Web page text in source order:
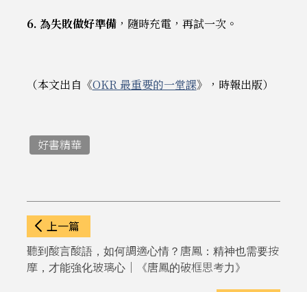
6. 為失敗做好準備，隨時充電，再試一次。
（本文出自《OKR 最重要的一堂課》，時報出版）
好書精華
上一篇
聽到酸言酸語，如何調適心情？唐鳳：精神也需要按
摩，才能強化玻璃心｜《唐鳳的破框思考力》